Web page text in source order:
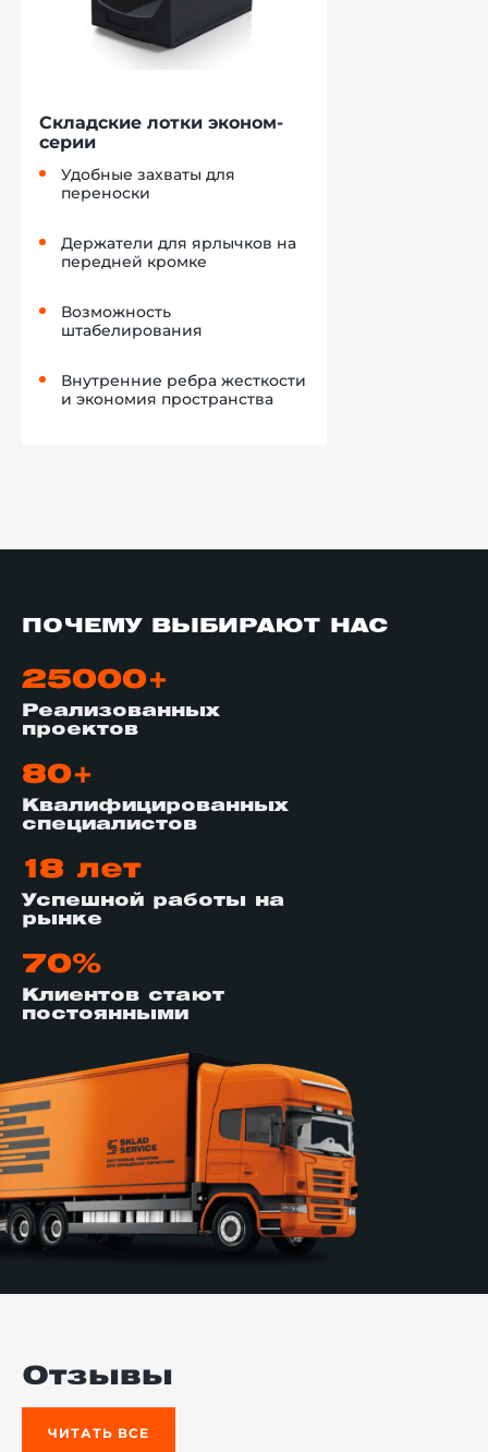
Складские лотки эконом-
серии
Удобные захваты для
переноски
Держатели для ярлычков на
передней кромке
Возможность
штабелирования
Внутренние ребра жесткости
и экономия пространства
ПОЧЕМУ ВЫБИРАЮТ НАС
25000+
Реализованных
проектов
80+
Квалифицированных
специалистов
18 лет
Успешной работы на
рынке
70%
Клиентов стают
постоянными
Отзывы
ЧИТАТЬ ВСЕ